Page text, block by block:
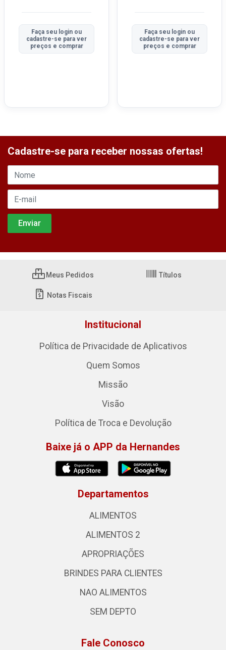
Faça seu login ou
cadastre-se para ver
preços e comprar
Faça seu login ou
cadastre-se para ver
preços e comprar
Cadastre-se para receber nossas ofertas!
Meus Pedidos Títulos
Notas Fiscais
Institucional
Política de Privacidade de Aplicativos
Quem Somos
Missão
Visão
Política de Troca e Devolução
Baixe já o APP da Hernandes
Departamentos
ALIMENTOS
ALIMENTOS 2
APROPRIAÇÕES
BRINDES PARA CLIENTES
NAO ALIMENTOS
SEM DEPTO
Fale Conosco